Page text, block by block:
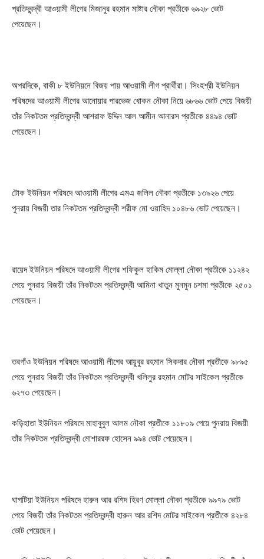
প্রতিদ্বন্দ্বী আওয়ামী লীগের মিজানুর রহমান মাষ্টার নৌকা প্রতীকে ৬৯২৮ ভোট
পেয়েছেন।
অপরদিকে, বাকী ৮ ইউনিয়নে বিজয় পায় আওয়ামী লীগ প্রার্থীরা। সিংহশ্রী ইউনিয়ন
পরিষদের আওয়ামী লীগের আনোয়ার পারভেজ খোকন নৌকা নিয়ে ৬৮৬৬ ভোট পেয়ে বিজয়ী
তাঁর নিকটতম প্রতিদ্বন্দ্বী আশরাফ উদ্দিন আল আমীন আনারস প্রতীকে ৪৪৯৪ ভোট
পেয়েছেন।
টোক ইউনিয়ন পরিষদে আওয়ামী লীগের এমএ জলিল নৌকা প্রতীকে ১৩৯২৬ পেয়ে
পুনরায় বিজয়ী তার নিকটতম প্রতিদ্বন্দ্বী শরীফ মো ওয়াহিদ ১০৪৮৬ ভোট পেয়েছেন।
রায়েদ ইউনিয়ন পরিষদে আওয়ামী লীগের শফিকুল হাকিম মোল্লা নৌকা প্রতীকে ১১২৪২
পেয়ে পুনরায় বিজয়ী তাঁর নিকটতম প্রতিদ্বন্দ্বী আমিনা খাতুন মুনমুন চশমা প্রতীকে ২৫০১
পেয়েছেন।
তরগাঁও ইউনিয়ন পরিষদে আওয়ামী লীগের আয়ুবুর রহমান সিকদার নৌকা প্রতীকে ৯৮৯৫
পেয়ে পুনরায় বিজয়ী তাঁর নিকটতম প্রতিদ্বন্দ্বী খলিলুর রহমান মোটর সাইকেল প্রতীকে
৬২৭৩ পেয়েছেন।
কড়িহাতা ইউনিয়ন পরিষদে মাহাবুবুল আলম নৌকা প্রতীকে ১১৮০৯ পেয়ে পুনরায় বিজয়ী
তাঁর নিকটতম প্রতিদ্বন্দ্বী মোশাররফ হোসেন ৯৯৪ ভোট পেয়েছেন।
ঘাগটিয়া ইউনিয়ন পরিষদে হারুন আর রশিদ হিরণ মোল্লা নৌকা প্রতীকে ৯৯৭৯ ভোট
পেয়ে বিজয়ী তাঁর নিকটতম প্রতিদ্বন্দ্বী হারুন আর রশিদ মোটর সাইকেল প্রতীকে ৪২৮৪
ভোট পেয়েছেন।